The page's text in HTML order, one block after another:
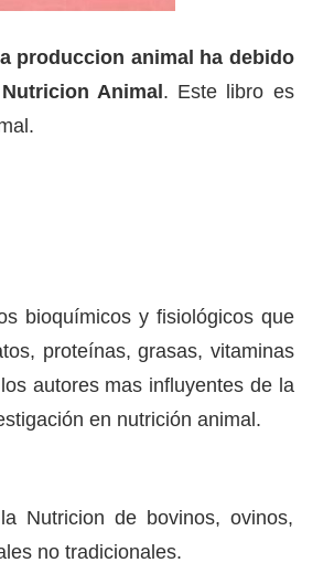
produccion animal ha debido
Animal. Este libro es
bioquímicos y fisiológicos que
proteínas, grasas, vitaminas
autores mas influyentes de la
en nutrición animal.
Nutricion de bovinos, ovinos,
no tradicionales.